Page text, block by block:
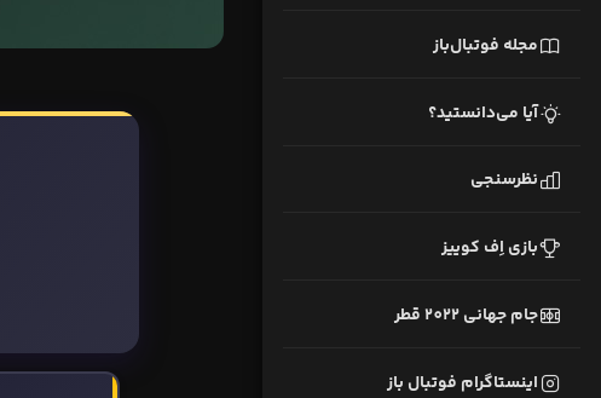
مجله فوتبال‌باز
آیا می‌دانستید؟
نظرسنجی
بازی اِف کوییز
جام جهانی 2022 قطر
اینستاگرام فوتبال باز